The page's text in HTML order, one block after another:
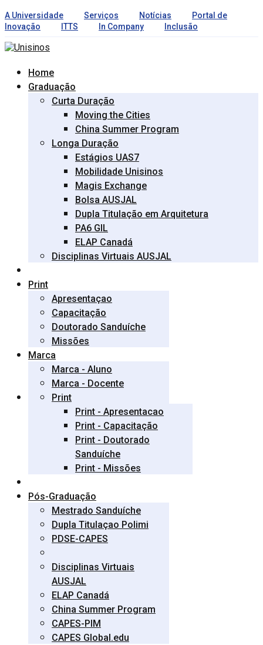
A Universidade Serviços Notícias
Portal de
Inovação
ITTS In Company Inclusão
Home
Graduação
Curta Duração
Moving the Cities
China Summer Program
Longa Duração
Estágios UAS7
Mobilidade Unisinos
Magis Exchange
Bolsa AUSJAL
Dupla Titulação em Arquitetura
PA6 GIL
ELAP Canadá
Disciplinas Virtuais AUSJAL
Print
Apresentaçao
Capacitação
Doutorado Sanduíche
Missões
Marca
Marca - Aluno
Marca - Docente
Print
Print - Apresentacao
Print - Capacitação
Print - Doutorado
Sanduíche
Print - Missões
Pós-Graduação
Mestrado Sanduíche
Dupla Titulaçao Polimi
PDSE-CAPES
Disciplinas Virtuais
AUSJAL
ELAP Canadá
China Summer Program
CAPES-PIM
CAPES Global.edu